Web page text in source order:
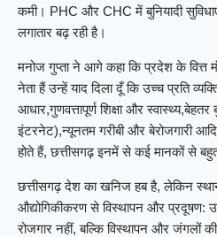
कमी। PHC और CHC में बुनियादी
लगातार बढ़ रही है।
मनोज गुप्ता ने आगे कहा कि प्रदेश के वित्त
नेता हैं उन्हें याद दिला दूँ कि उच्च प्रति
आधार,गुणवत्तापूर्ण शिक्षा और
इंटरनेट),न्यूनतम गरीबी और बेरोजगारी
होते हैं, छत्तीसगढ़ इनमें से कई मानकों से
छत्तीसगढ़ देश का खनिज हब है, लेकिन
औद्योगिकीकरण से विस्थापन और प्रदूषण:
रोजगार नहीं, बल्कि विस्थापन और जंगलों